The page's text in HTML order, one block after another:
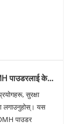
पाउडरलाई के
सुरक्षा
लगाउनुहोस्। यस
पाउडर